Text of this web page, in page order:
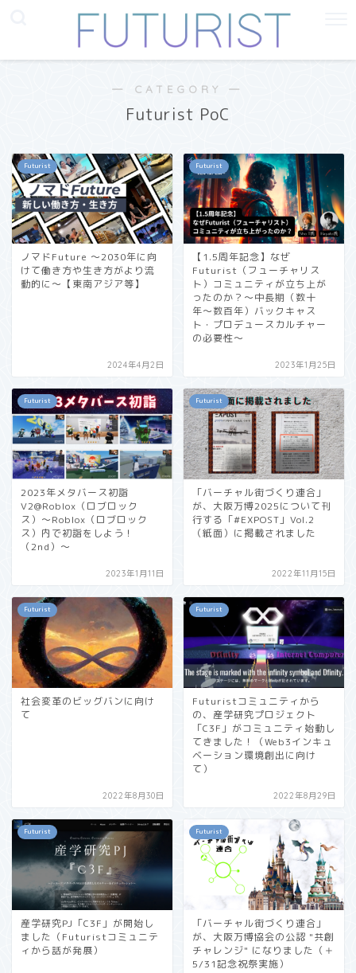
― CATEGORY ―
Futurist PoC
Futurist
ノマドFuture 〜2030年に向
けて働き方や生き方がより流
動的に〜【東南アジア等】
2024年4月2日
Futurist
【1.5周年記念】なぜ
Futurist（フューチャリス
ト）コミュニティが立ち上が
ったのか？〜中長期（数十
年〜数百年）バックキャス
ト・プロデュースカルチャー
の必要性〜
2023年1月25日
Futurist
2023年メタバース初詣
V2@Roblox（ロブロック
ス）〜Roblox（ロブロック
ス）内で初詣をしよう！
（2nd）〜
2023年1月11日
Futurist
「バーチャル街づくり連合」
が、大阪万博2025について刊
行する「#EXPOST」Vol.2
（紙面）に掲載されました
2022年11月15日
Futurist
社会変革のビッグバンに向け
て
2022年8月30日
Futurist
Futuristコミュニティから
の、産学研究プロジェクト
「C3F」がコミュニティ始動し
てきました！（Web3インキュ
ベーション環境創出に向け
て）
2022年8月29日
Futurist
産学研究PJ「C3F」が開始し
ました（Futuristコミュニテ
ィから話が発展）
Futurist
「バーチャル街づくり連合」
が、大阪万博協会の公認 "共創
チャレンジ" になりました（＋
5/31記念祝祭実施）